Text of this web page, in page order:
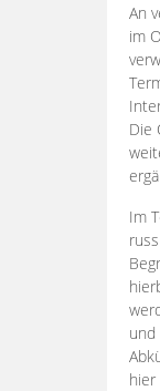
An
im
Die
Im
und